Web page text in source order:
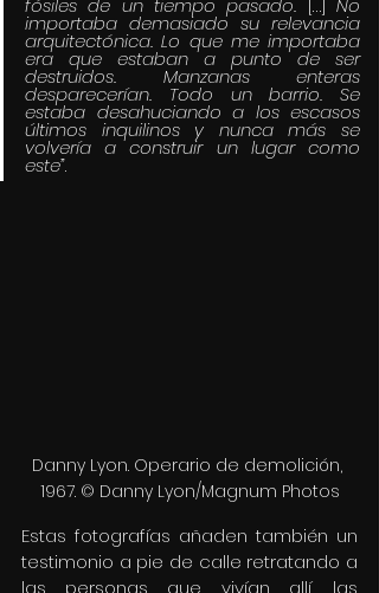
importaba demasiado su relevancia
arquitectónica. Lo que me importaba
era que estaban a punto de ser
destruidos. Manzanas enteras
desparecerían. Todo un barrio. Se
estaba desahuciando a los escasos
últimos inquilinos y nunca más se
volvería a construir un lugar como
este”.
Danny Lyon. Operario de demolición,
1967. © Danny Lyon/Magnum Photos
Estas fotografías añaden también un
testimonio a pie de calle retratando a
las personas que vivían allí, las